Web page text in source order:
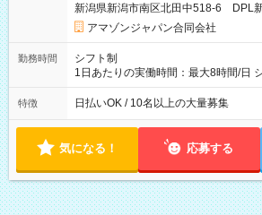
あり 試用期間の長さ：1週間 雇用形態
です。
新潟県新潟市南区北田中518-6 DPL
アマゾンジャパン合同会社
勤務時間
シフト制
1日あたりの実働時間：最大8時間/日
特徴 日払いOK / 10名以上の大量募集
気になる！ 応募する